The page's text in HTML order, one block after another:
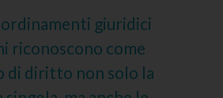
giuridici
riconoscono come
di diritto non solo la